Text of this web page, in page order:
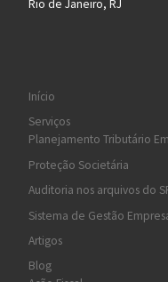
Rio de Janeiro, RJ
Início
Serviços
Planejamento Tributário
Proteção Societária
Auditoria nos arquivos do
Sistema de Gestão
Artigos
Blog